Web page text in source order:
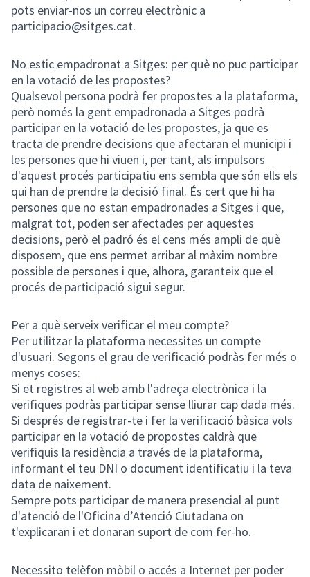
pots enviar-nos un correu electrònic a
participacio@sitges.cat.
No estic empadronat a Sitges: per què no puc participar
en la votació de les propostes?
Qualsevol persona podrà fer propostes a la plataforma,
però només la gent empadronada a Sitges podrà
participar en la votació de les propostes, ja que es
tracta de prendre decisions que afectaran el municipi i
les persones que hi viuen i, per tant, als impulsors
d'aquest procés participatiu ens sembla que són ells els
qui han de prendre la decisió final. És cert que hi ha
persones que no estan empadronades a Sitges i que,
malgrat tot, poden ser afectades per aquestes
decisions, però el padró és el cens més ampli de què
disposem, que ens permet arribar al màxim nombre
possible de persones i que, alhora, garanteix que el
procés de participació sigui segur.
Per a què serveix verificar el meu compte?
Per utilitzar la plataforma necessites un compte
d'usuari. Segons el grau de verificació podràs fer més o
menys coses:
Si et registres al web amb l'adreça electrònica i la
verifiques podràs participar sense lliurar cap dada més.
Si després de registrar-te i fer la verificació bàsica vols
participar en la votació de propostes caldrà que
verifiquis la residència a través de la plataforma,
informant el teu DNI o document identificatiu i la teva
data de naixement.
Sempre pots participar de manera presencial al punt
d'atenció de l'Oficina d’Atenció Ciutadana on
t'explicaran i et donaran suport de com fer-ho.
Necessito telèfon mòbil o accés a Internet per poder